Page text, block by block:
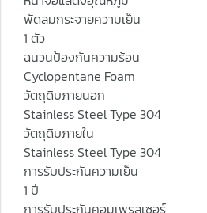
พัดลมกระจายความเย็น
1 ตัว
ฉนวนป้องกันความร้อน
Cyclopentane Foam
วัตถุดิบภายนอก
Stainless Steel Type 304
วัตถุดิบภายใน
Stainless Steel Type 304
การรับประกันความเย็น
1 ปี
การรับประกันคอมเพรสเซอร์